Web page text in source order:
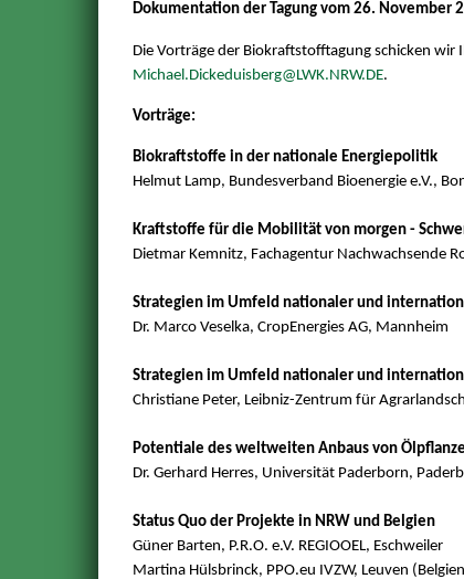
Dokumentation der Tagung vom 26. November
Die Vorträge der Biokraftstofftagung schicken wir
Michael.Dickeduisberg@LWK.NRW.DE.
Vorträge:
Biokraftstoffe in der nationale Energiepolitik
Helmut Lamp, Bundesverband Bioenergie e.V.,
Kraftstoffe für die Mobilität von morgen -
Dietmar Kemnitz, Fachagentur Nachwachsende
Strategien im Umfeld nationaler und
Dr. Marco Veselka, CropEnergies AG, Mannheim
Strategien im Umfeld nationaler und
Christiane Peter, Leibniz-Zentrum für
Potentiale des weltweiten Anbaus von
Dr. Gerhard Herres, Universität Paderborn,
Status Quo der Projekte in NRW und Belgien
Güner Barten, P.R.O. e.V. REGIOOEL, Eschweiler
Martina Hülsbrinck, PPO.eu IVZW, Leuven